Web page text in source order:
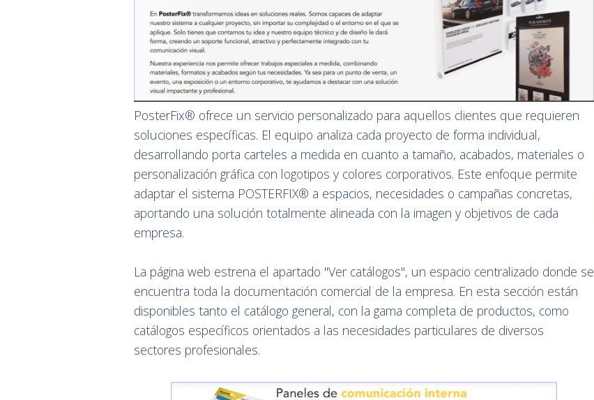
PosterFix® ofrece un servicio personalizado para aquellos clientes que requieren
soluciones específicas. El equipo analiza cada proyecto de forma individual,
desarrollando porta carteles a medida en cuanto a tamaño, acabados, materiales o
personalización gráfica con logotipos y colores corporativos. Este enfoque permite
adaptar el sistema POSTERFIX® a espacios, necesidades o campañas concretas,
aportando una solución totalmente alineada con la imagen y objetivos de cada
empresa.
La página web estrena el apartado "Ver catálogos", un espacio centralizado donde se
encuentra toda la documentación comercial de la empresa. En esta sección están
disponibles tanto el catálogo general, con la gama completa de productos, como
catálogos específicos orientados a las necesidades particulares de diversos
sectores profesionales.